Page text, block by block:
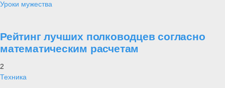
Уроки мужества
Рейтинг лучших полководцев согласно
математическим расчетам
2
Техника